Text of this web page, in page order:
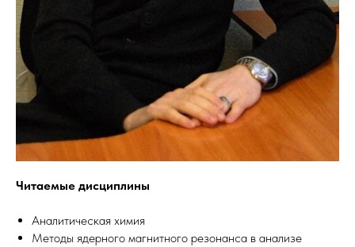
Читаемые дисциплины
Аналитическая химия
Методы ядерного магнитного резонанса в анализе